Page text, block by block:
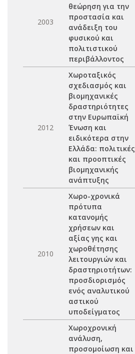
2003
θεώρηση για την
προστασία και
ανάδειξη του
φυσικού και
πολιτιστικού
περιβάλλοντος
2012
Χωροταξικός
σχεδιασμός και
βιομηχανικές
δραστηριότητες
στην Ευρωπαϊκή
Ένωση και
ειδικότερα στην
Ελλάδα: πολιτικές
και προοπτικές
βιομηχανικής
ανάπτυξης
2010
Χωρο-χρονικά
πρότυπα
κατανομής
χρήσεων και
αξίας γης και
χωροθέτησης
λειτουργιών και
δραστηριοτήτων:
προσδιορισμός
ενός αναλυτικού
αστικού
υποδείγματος
Χωροχρονική
ανάλυση,
προσομοίωση και